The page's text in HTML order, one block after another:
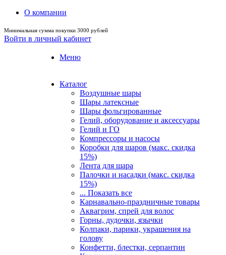
О компании
Минимальная сумма покупки 3000 рублей
Войти в личный кабинет
Меню
Каталог
Воздушные шары
Шары латексные
Шары фольгированные
Гелий, оборудование и аксессуары
Гелий и ГО
Компрессоры и насосы
Коробки для шаров (макс. скидка
15%)
Лента для шара
Палочки и насадки (макс. скидка
15%)
... Показать все
Карнавально-праздничные товары
Аквагрим, спрей для волос
Горны, дудочки, язычки
Колпаки, парики, украшения на
голову
Конфетти, блестки, серпантин